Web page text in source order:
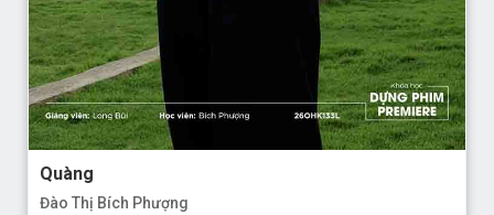
Quàng
Đào Thị Bích Phượng